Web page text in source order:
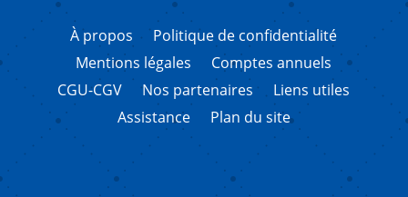
À propos
Politique de confidentialité
Mentions légales
Comptes annuels
CGU-CGV
Nos partenaires
Liens utiles
Assistance
Plan du site